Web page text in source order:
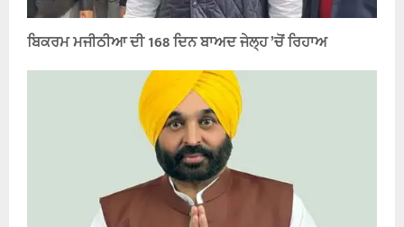
ਬਿਕਰਮ ਮਜੀਠੀਆ ਦੀ 168 ਦਿਨ ਬਾਅਦ ਜੇਲ੍ਹ ’ਚੋਂ ਰਿਹਾਅ